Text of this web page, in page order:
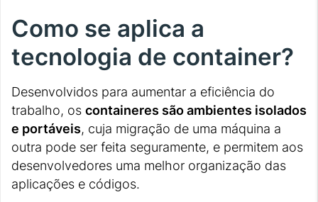
Como se aplica a
tecnologia de container?
Desenvolvidos para aumentar a eficiência do
trabalho, os containeres são ambientes isolados
e portáveis, cuja migração de uma máquina a
outra pode ser feita seguramente, e permitem aos
desenvolvedores uma melhor organização das
aplicações e códigos.